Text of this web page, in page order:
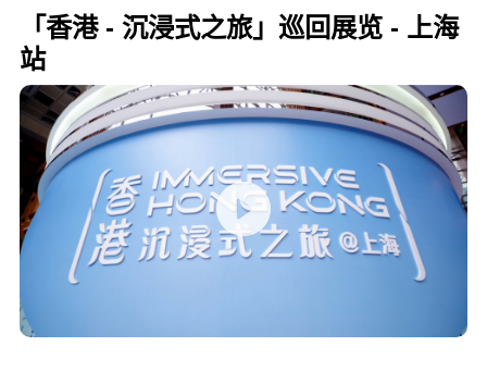
「香港 - 沉浸式之旅」巡回展览 - 上海
站